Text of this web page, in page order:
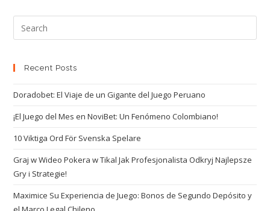
Recent Posts
Doradobet: El Viaje de un Gigante del Juego Peruano
¡El Juego del Mes en NoviBet: Un Fenómeno Colombiano!
10 Viktiga Ord För Svenska Spelare
Graj w Wideo Pokera w Tikal Jak Profesjonalista Odkryj Najlepsze
Gry i Strategie!
Maximice Su Experiencia de Juego: Bonos de Segundo Depósito y